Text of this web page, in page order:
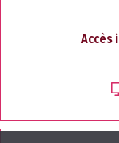
Accès